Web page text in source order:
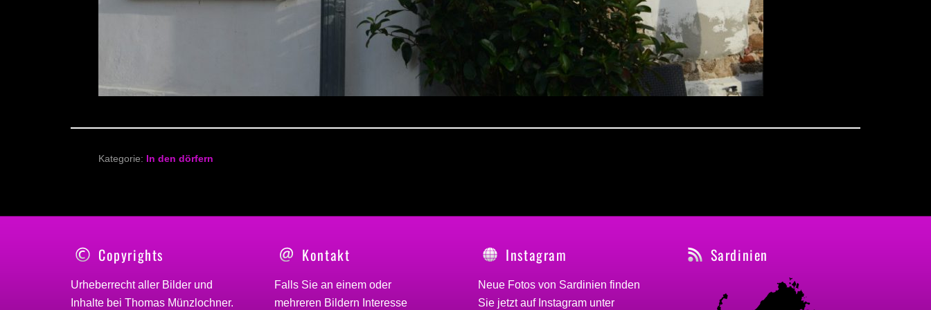
Kategorie: In den dörfern
Copyrights
Urheberrecht aller Bilder und
Inhalte bei Thomas Münzlochner.
Kontakt
Falls Sie an einem oder
mehreren Bildern Interesse
Instagram
Neue Fotos von Sardinien finden
Sie jetzt auf Instagram unter
Sardinien